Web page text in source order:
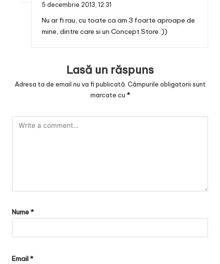
5 decembrie 2013, 12:31
Nu ar fi rau, cu toate ca am 3 foarte aproape de
mine, dintre care si un Concept Store :))
Lasă un răspuns
Adresa ta de email nu va fi publicată. Câmpurile obligatorii sunt
marcate cu *
Nume*
Email*